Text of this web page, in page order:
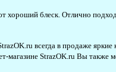
блеск. Отлично
всегда в продаже
магазине StrazOK.ru Вы также